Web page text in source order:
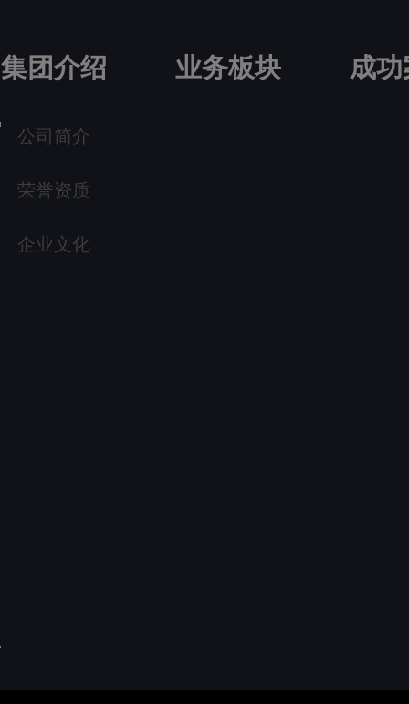
集团介绍
公司简介
荣誉资质
企业文化
业务板块 成